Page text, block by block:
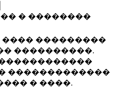
� ��������
���� ���������
����������.
�������������
� ����.